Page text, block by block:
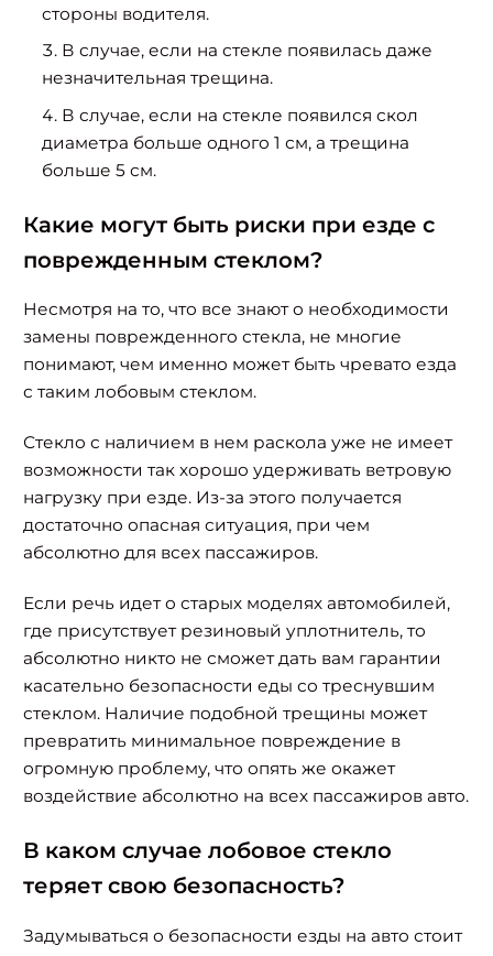
стороны водителя.
В случае, если на стекле появилась даже
незначительная трещина.
В случае, если на стекле появился скол
диаметра больше одного 1 см, а трещина
больше 5 см.
Какие могут быть риски при езде с
поврежденным стеклом?
Несмотря на то, что все знают о необходимости
замены поврежденного стекла, не многие
понимают, чем именно может быть чревато езда
с таким лобовым стеклом.
Стекло с наличием в нем раскола уже не имеет
возможности так хорошо удерживать ветровую
нагрузку при езде. Из-за этого получается
достаточно опасная ситуация, при чем
абсолютно для всех пассажиров.
Если речь идет о старых моделях автомобилей,
где присутствует резиновый уплотнитель, то
абсолютно никто не сможет дать вам гарантии
касательно безопасности еды со треснувшим
стеклом. Наличие подобной трещины может
превратить минимальное повреждение в
огромную проблему, что опять же окажет
воздействие абсолютно на всех пассажиров авто.
В каком случае лобовое стекло
теряет свою безопасность?
Задумываться о безопасности езды на авто стоит